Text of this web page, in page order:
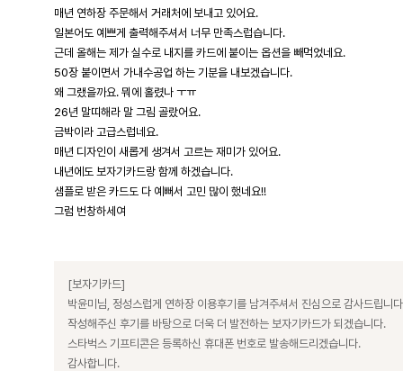
매년 연하장 주문해서 거래처에 보내고 있어요.
일본어도 예쁘게 출력해주셔서 너무 만족스럽습니다.
근데 올해는 제가 실수로 내지를 카드에 붙이는 옵션을 빼먹었네요.
50장 붙이면서 가내수공업 하는 기분을 내보겠습니다.
왜 그랬을까요. 뭐에 홀렸나 ㅜㅠ
26년 말띠해라 말 그림 골랐어요.
금박이라 고급스럽네요.
매년 디자인이 새롭게 생겨서 고르는 재미가 있어요.
내년에도 보자기카드랑 함께 하겠습니다.
샘플로 받은 카드도 다 예뻐서 고민 많이 했네요!!
그럼 번창하세여
[보자기카드]
박윤미님, 정성스럽게 연하장 이용후기를 남겨주셔서 진심으로 감사드립니
작성해주신 후기를 바탕으로 더욱 더 발전하는 보자기카드가 되겠습니다.
스타벅스 기프티콘은 등록하신 휴대폰 번호로 발송해드리겠습니다.
감사합니다.